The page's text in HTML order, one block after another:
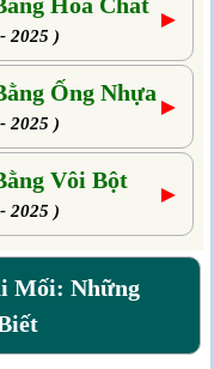
2025 )
►
Ống Nhựa
2025 )
►
Vôi Bột
2025 )
►
Mối: Những